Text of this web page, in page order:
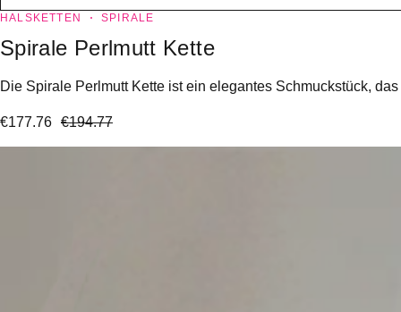
HALSKETTEN SPIRALE
Spirale Perlmutt Kette
Die Spirale Perlmutt Kette ist ein elegantes Schmuckstück,
€194.77
€177.76